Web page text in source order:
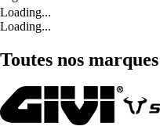
Loading...
Loading...
Toutes nos marques